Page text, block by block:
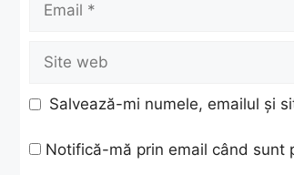
web
Salvează-mi numele, emailul și
Notifică-mă prin email când sunt